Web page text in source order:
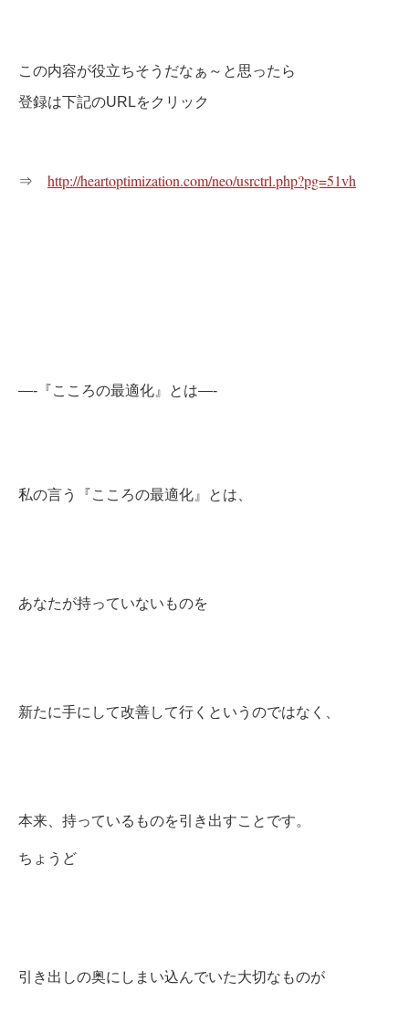
この内容が役立ちそうだなぁ～と思ったら
登録は下記のURLをクリック
⇒ http://heartoptimization.com/neo/usrctrl.php?pg=51vh
—-『こころの最適化』とは—-
私の言う『こころの最適化』とは、
あなたが持っていないものを
新たに手にして改善して行くというのではなく、
本来、持っているものを引き出すことです。
ちょうど
引き出しの奥にしまい込んでいた大切なものが